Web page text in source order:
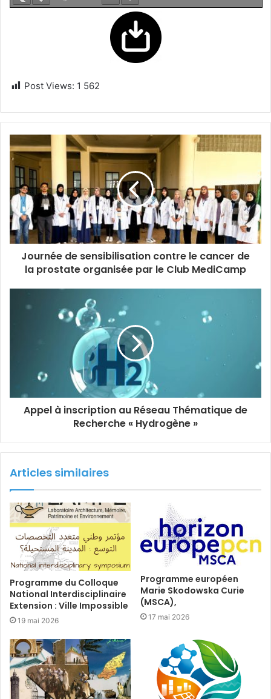
Post Views: 1 562
Journée de sensibilisation contre le cancer de
la prostate organisée par le Club MediCamp
Appel à inscription au Réseau Thématique de
Recherche « Hydrogène »
Articles similaires
Programme du Colloque
National Interdisciplinaire
Extension : Ville Impossible
19 mai 2026
Programme européen
Marie Skodowska Curie
(MSCA),
17 mai 2026